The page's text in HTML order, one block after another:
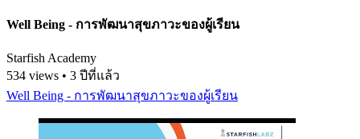
Well Being - การพัฒนาสุขภาวะของผู้เรียน
Starfish Academy
534 views • 3 ปีที่แล้ว
Well Being - การพัฒนาสุขภาวะของผู้เรียน